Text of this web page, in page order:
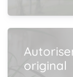
original